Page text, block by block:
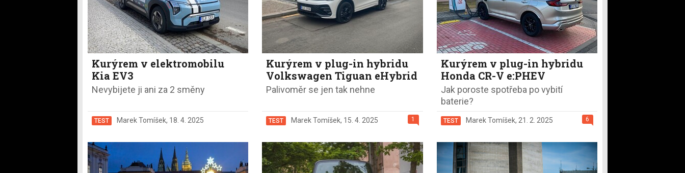
Kurýrem v elektromobilu
Kia EV3
Nevybijete ji ani za 2 směny
TEST Marek Tomíšek, 18. 4. 2025
Kurýrem v plug-in hybridu
Volkswagen Tiguan eHybrid
Palivoměr se jen tak nehne
1
TEST Marek Tomíšek, 15. 4. 2025
Kurýrem v plug-in hybridu
Honda CR-V e:PHEV
Jak poroste spotřeba po vybití
baterie?
6
TEST Marek Tomíšek, 21. 2. 2025